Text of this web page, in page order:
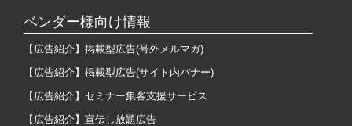
ベンダー様向け情報
【広告紹介】掲載型広告(号外メルマガ)
【広告紹介】掲載型広告(サイト内バナー)
【広告紹介】セミナー集客支援サービス
【広告紹介】宣伝し放題広告